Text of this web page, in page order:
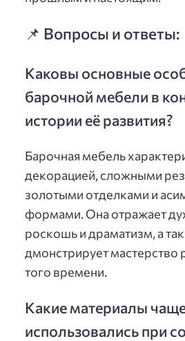
📌 Вопросы и ответы:
Каковы основные
барочной мебели в
истории её развития?
Барочная мебель
декорацией, сложными
золотыми отделками и
формами. Она отражает
роскошь и драматизм, а
дмонстрирует мастерство
того времени.
Какие материалы
использовались при